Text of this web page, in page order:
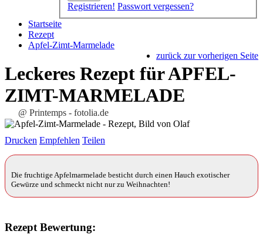
Registrieren! Passwort vergessen?
Startseite
Rezept
Apfel-Zimt-Marmelade
zurück zur vorherigen Seite
Leckeres Rezept fürAPFEL-
ZIMT-MARMELADE
@ Printemps - fotolia.de
Drucken Empfehlen Teilen
Die fruchtige Apfelmarmelade besticht durch einen Hauch exotischer
Gewürze und schmeckt nicht nur zu Weihnachten!
Rezept Bewertung: